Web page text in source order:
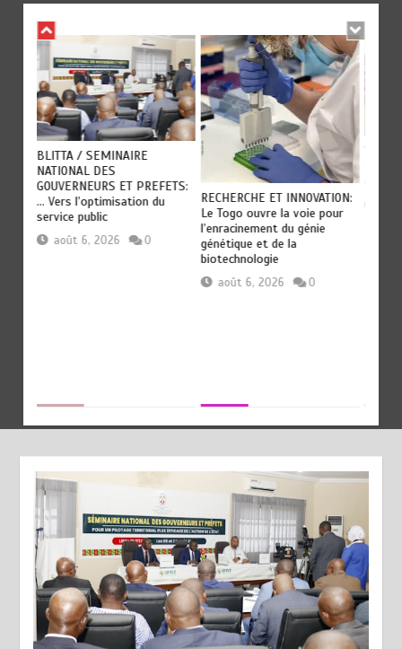
BLITTA / SEMINAIRE
NATIONAL DES
GOUVERNEURS ET PREFETS:
… Vers l’optimisation du
service public
août 6, 2026 0
RECHERCHE ET INNOVATION:
Le Togo ouvre la voie pour
l’enracinement du génie
génétique et de la
biotechnologie
août 6, 2026 0